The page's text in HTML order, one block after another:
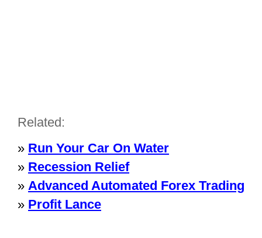
Related:
» Run Your Car On Water
» Recession Relief
» Advanced Automated Forex Trading
» Profit Lance